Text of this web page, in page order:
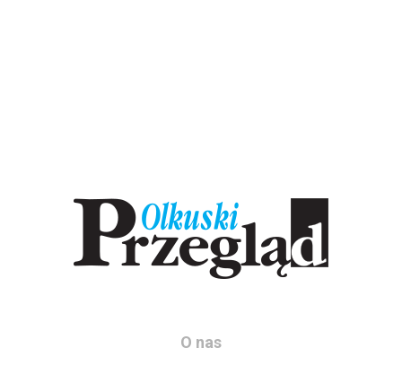
O nas